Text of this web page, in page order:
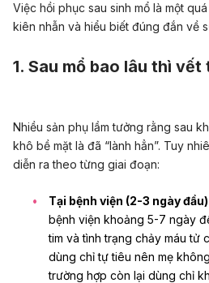
Việc hồi phục sau sinh mổ là một
kiên nhẫn và hiểu biết đúng đắn về
1. Sau mổ bao lâu thì vết
Nhiều sản phụ lầm tưởng rằng sau
khô bề mặt là đã “lành hẳn”. Tuy
diễn ra theo từng giai đoạn:
Tại bệnh viện (2-3 ngày
bệnh viện khoảng 5-7 ngày
tim và tình trạng chảy máu tử
dùng chỉ tự tiêu nên mẹ
trường hợp còn lại dùng chỉ